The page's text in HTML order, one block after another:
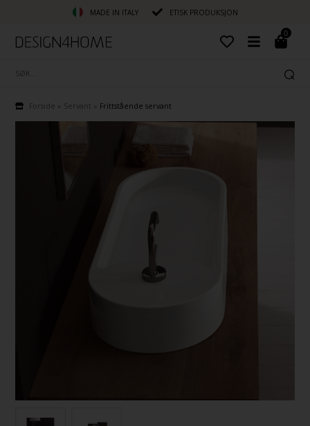
MADE IN ITALY ETISK PRODUKSJON
0
Forside Servant Frittstående servant